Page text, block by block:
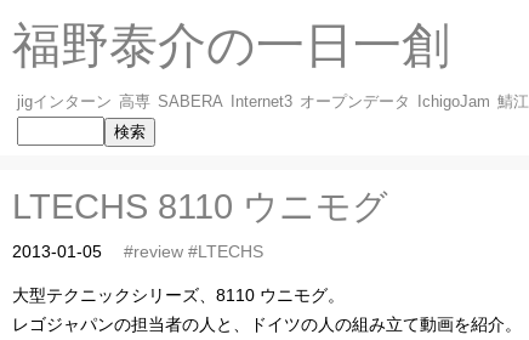
福野泰介の一日一創
jigインターン 高専 SABERA Internet3 オープンデータ IchigoJam 鯖江
LTECHS 8110 ウニモグ
2013-01-05 #review #LTECHS
大型テクニックシリーズ、8110 ウニモグ。
レゴジャパンの担当者の人と、ドイツの人の組み立て動画を紹介。